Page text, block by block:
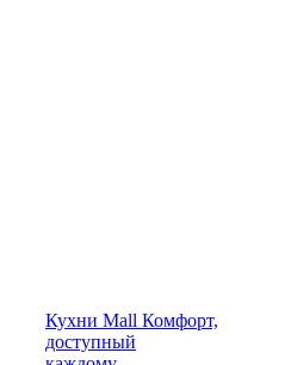
Кухни Mall Комфорт,
доступный